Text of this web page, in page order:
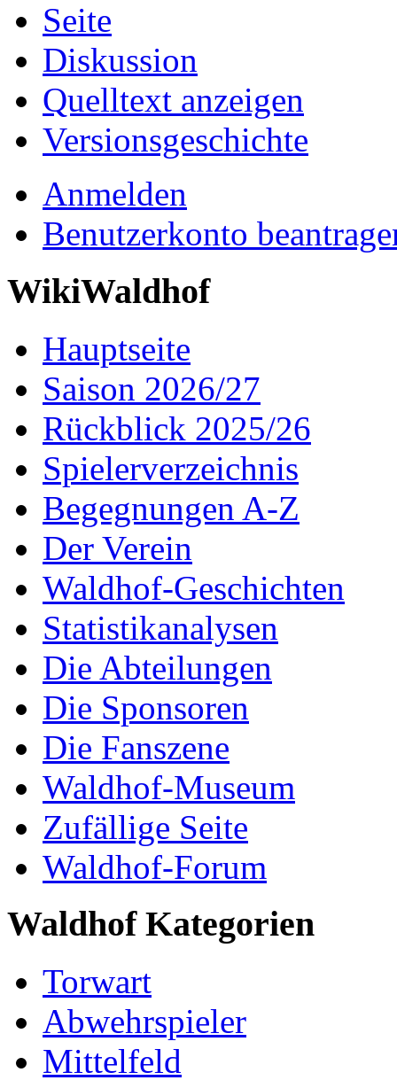
Seite
Diskussion
Quelltext anzeigen
Versionsgeschichte
Anmelden
Benutzerkonto
WikiWaldhof
Hauptseite
Saison 2026/27
Rückblick 2025/26
Spielerverzeichnis
Begegnungen A-Z
Der Verein
Waldhof-Geschichten
Statistikanalysen
Die Abteilungen
Die Sponsoren
Die Fanszene
Waldhof-Museum
Zufällige Seite
Waldhof-Forum
Waldhof Kategorien
Torwart
Abwehrspieler
Mittelfeld